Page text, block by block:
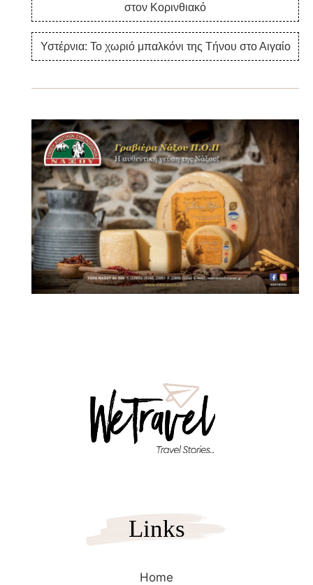
στον Κορινθιακό
Υστέρνια: Το χωριό μπαλκόνι της Τήνου στο Αιγαίο
Links
Home